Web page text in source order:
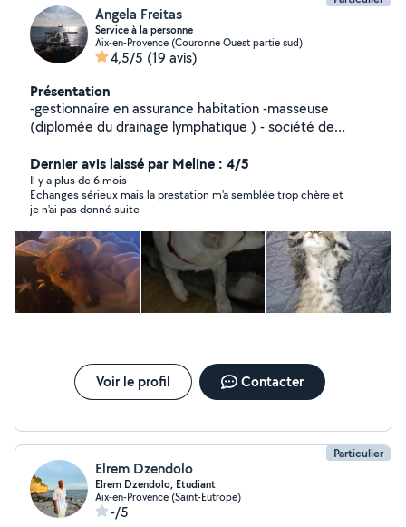
Angela Freitas
Service à la personne
Aix-en-Provence (Couronne Ouest partie sud)
4,5/5 (19 avis)
Présentation
-gestionnaire en assurance habitation -masseuse
(diplomée du drainage lymphatique ) - société de
- cuisine ( anniversaire réception,baptêmes) - travaille
avec un développeur web
Dernier avis laissé par Meline : 4/5
Il y a plus de 6 mois
Echanges sérieux mais la prestation m'a semblée trop chère et
je n'ai pas donné suite
Voir le profil Contacter
Particulier
Elrem Dzendolo
Elrem Dzendolo, Etudiant
Aix-en-Provence (Saint-Eutrope)
-/5